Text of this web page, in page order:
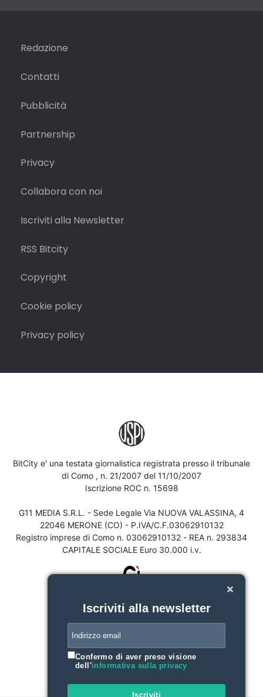
Redazione
Contatti
Pubblicità
Partnership
Privacy
Collabora con noi
Iscriviti alla Newsletter
RSS Bitcity
Copyright
Cookie policy
Privacy policy
BitCity e' una testata giornalistica registrata presso il tribunale
di Como , n. 21/2007 del 11/10/2007
Iscrizione ROC n. 15698
G11 MEDIA S.R.L. - Sede Legale Via NUOVA VALASSINA, 4
22046 MERONE (CO) - P.IVA/C.F.03062910132
Registro imprese di Como n. 03062910132 - REA n. 293834
CAPITALE SOCIALE Euro 30.000 i.v.
Iscriviti alla newsletter
Confermo di aver preso visione
dell'informativa sulla privacy
Iscriviti